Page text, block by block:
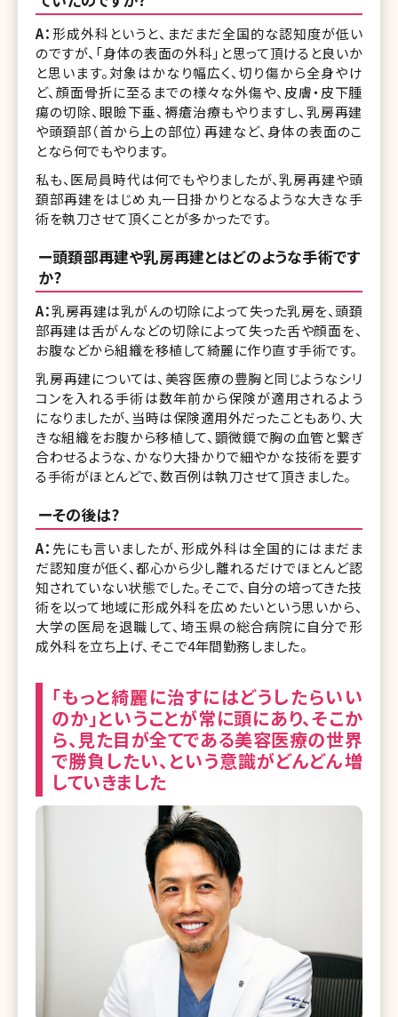
A： 形成外科というと、まだまだ全国的な認知度が低い
のですが、「身体の表面の外科」と思って頂けると良いか
と思います。対象はかなり幅広く、切り傷から全身やけ
ど、顔面骨折に至るまでの様々な外傷や、皮膚・皮下腫
瘍の切除、眼瞼下垂、褥瘡治療もやりますし、乳房再建
や頭頚部（首から上の部位）再建など、身体の表面のこ
となら何でもやります。
私も、医局員時代は何でもやりましたが、乳房再建や頭
頚部再建をはじめ丸一日掛かりとなるような大きな手
術を執刀させて頂くことが多かったです。
ー頭頚部再建や乳房再建とはどのような手術です
か?
A：乳房再建は乳がんの切除によって失った乳房を、頭頚
部再建は舌がんなどの切除によって失った舌や顔面を、
お腹などから組織を移植して綺麗に作り直す手術です。
乳房再建については、美容医療の豊胸と同じようなシリ
コンを入れる手術は数年前から保険が適用されるよう
になりましたが、当時は保険適用外だったこともあり、大
きな組織をお腹から移植して、顕微鏡で胸の血管と繋ぎ
合わせるような、かなり大掛かりで細やかな技術を要す
る手術がほとんどで、数百例は執刀させて頂きました。
ーその後は?
A： 先にも言いましたが、形成外科は全国的にはまだま
だ認知度が低く、都心から少し離れるだけでほとんど認
知されていない状態でした。そこで、自分の培ってきた技
術を以って地域に形成外科を広めたいという思いから、
大学の医局を退職して、埼玉県の総合病院に自分で形
成外科を立ち上げ、そこで4年間勤務しました。
「もっと綺麗に治すにはどうしたらいい
のか」ということが常に頭にあり、そこか
ら、見た目が全てである美容医療の世界
で勝負したい、という意識がどんどん増
していきました